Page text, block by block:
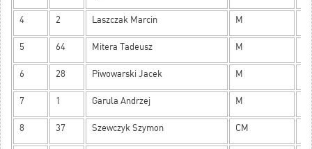
4 2 Laszczak Marcin M
5 64 Mitera Tadeusz M 93
6 28 Piwowarski Jacek M 82
7 1 Garula Andrzej M 80
8 37 Szewczyk Szymon CM 76